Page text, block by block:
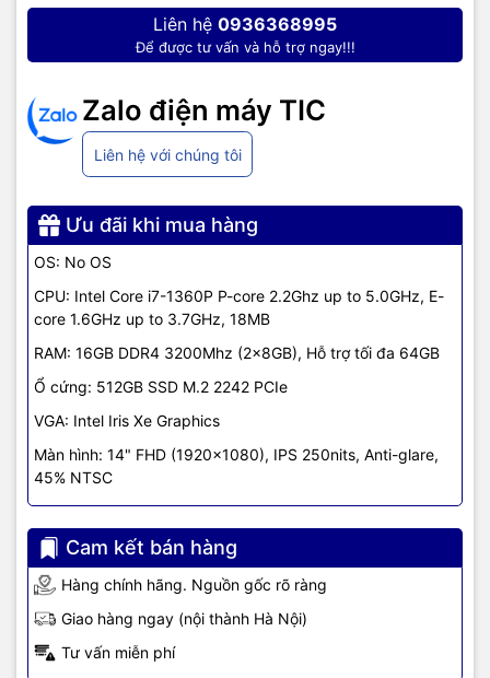
Liên hệ 0936368995
Để được tư vấn và hỗ trợ ngay!!!
Zalo điện máy TIC
Liên hệ với chúng tôi
Ưu đãi khi mua hàng
OS: No OS
CPU: Intel Core i7-1360P P-core 2.2Ghz up to 5.0GHz, E-
core 1.6GHz up to 3.7GHz, 18MB
RAM: 16GB DDR4 3200Mhz (2x8GB), Hỗ trợ tối đa 64GB
Ổ cứng: 512GB SSD M.2 2242 PCIe
VGA: Intel Iris Xe Graphics
Màn hình: 14" FHD (1920x1080), IPS 250nits, Anti-glare,
45% NTSC
Cam kết bán hàng
Hàng chính hãng. Nguồn gốc rõ ràng
Giao hàng ngay (nội thành Hà Nội)
Tư vấn miễn phí
Stereo speakers, 2W x2, Dolby Audio
Chất liệu Aluminium (Top), PC-ABS (Bottom)
Kích thước 325.4mm x 217mm x 18.93mm (WxDxH)
Khối lượng 1.4 kg
Bảo hành 24 tháng
Thương
hiệu
Lenovo
TIC.VN– Nhà phân phối và cung cấp giải pháp công nghệ uy tín
tại Việt Nam. Chúng tôi chuyên cung cấp đa dạng sản phẩm:
Laptop,Máy tính PC
giám sát,Tổng đài,Màn hình tương tác,Linh kiện máy tính,Điện
máynhư tivi, tủ lạnh, máy giặt, máy hút ẩm... cùng nhiều thiết bị
công nghệ khác.TIC.VNcam kết mang đến
hãng, giá tốt, dịch vụ chuyên nghiệp, đáp ứng tối đa nhu cầu của
doanh nghiệp cũng như gia đình và cá nhân.